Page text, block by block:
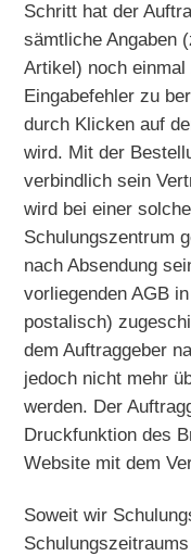
Schritt hat der
sämtliche Angaben
Artikel) noch
Eingabefehler zu
durch Klicken auf
wird. Mit der
verbindlich sein
wird bei einer
Schulungszentrum
nach Absendung
vorliegenden AGB
postalisch)
dem Auftraggeber
jedoch nicht mehr
werden. Der
Druckfunktion des
Website mit dem
Soweit wir